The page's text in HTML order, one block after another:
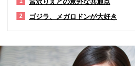
2 ゴジラ、メガロドンが大好き